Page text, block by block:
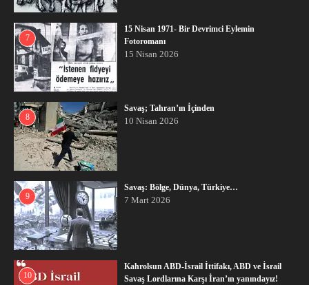
7
15 Nisan 1971- Bir Devrimci Eylemin
Fotoromanı
15 Nisan 2026
8
Savaş; Tahran’ın İçinden
10 Nisan 2026
9
Savaş: Bölge, Dünya, Türkiye…
7 Mart 2026
10
Kahrolsun ABD-İsrail İttifakı, ABD ve İsrail
Savaş Lordlarına Karşı İran’ın yanındayız!